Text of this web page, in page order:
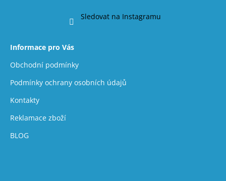
Sledovat na Instagramu
Informace pro Vás
Obchodní podmínky
Podmínky ochrany osobních údajů
Kontakty
Reklamace zboží
BLOG